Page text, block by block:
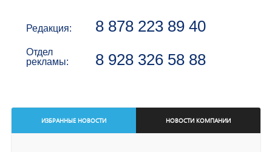
Редакция: 8 878 223 89 40
Отдел
рекламы:
8 928 326 58 88
ИЗБРАННЫЕ НОВОСТИ НОВОСТИ КОМПАНИИ